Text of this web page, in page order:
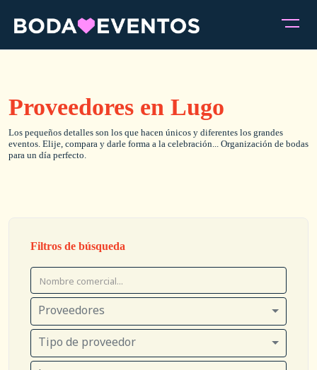
Proveedores en Lugo
Los pequeños detalles son los que hacen únicos y diferentes los grandes
eventos. Elije, compara y darle forma a la celebración... Organización de bodas
para un día perfecto.
Filtros de búsqueda
Proveedores
Tipo de proveedor